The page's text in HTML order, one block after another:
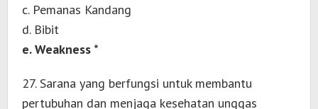
c. Pemanas Kandang
d. Bibit
e. Weakness *
27. Sarana yang berfungsi untuk membantu
pertubuhan dan menjaga kesehatan unggas